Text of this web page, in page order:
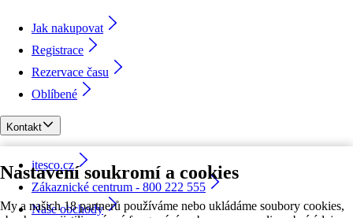
Nastavení soukromí a cookies
My a našich 18 partnerů používáme nebo ukládáme soubory cookies,
Jak nakupovat
Registrace
Rezervace času
Oblíbené
Kontakt
itesco.cz
Zákaznické centrum - 800 222 555
Naše obchody